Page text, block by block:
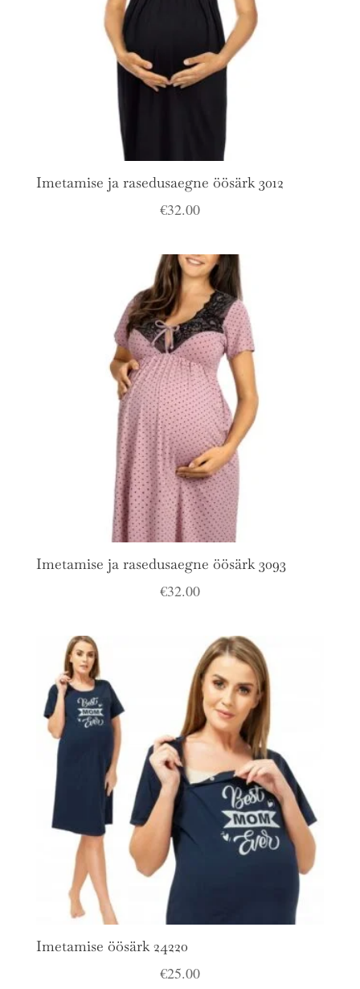
Imetamise ja rasedusaegne öösärk 3012
€32.00
Imetamise ja rasedusaegne öösärk 3093
€32.00
Imetamise öösärk 24220
€25.00